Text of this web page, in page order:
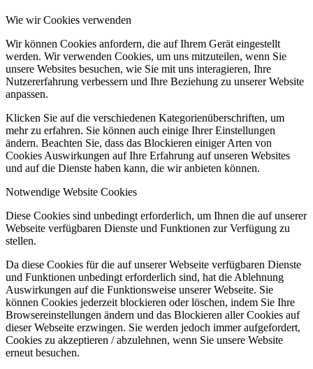
Wie wir Cookies verwenden
Wir können Cookies anfordern, die auf Ihrem Gerät eingestellt
werden. Wir verwenden Cookies, um uns mitzuteilen, wenn Sie
unsere Websites besuchen, wie Sie mit uns interagieren, Ihre
Nutzererfahrung verbessern und Ihre Beziehung zu unserer Website
anpassen.
Klicken Sie auf die verschiedenen Kategorienüberschriften, um
mehr zu erfahren. Sie können auch einige Ihrer Einstellungen
ändern. Beachten Sie, dass das Blockieren einiger Arten von
Cookies Auswirkungen auf Ihre Erfahrung auf unseren Websites
und auf die Dienste haben kann, die wir anbieten können.
Notwendige Website Cookies
Diese Cookies sind unbedingt erforderlich, um Ihnen die auf unserer
Webseite verfügbaren Dienste und Funktionen zur Verfügung zu
stellen.
Da diese Cookies für die auf unserer Webseite verfügbaren Dienste
und Funktionen unbedingt erforderlich sind, hat die Ablehnung
Auswirkungen auf die Funktionsweise unserer Webseite. Sie
können Cookies jederzeit blockieren oder löschen, indem Sie Ihre
Browsereinstellungen ändern und das Blockieren aller Cookies auf
dieser Webseite erzwingen. Sie werden jedoch immer aufgefordert,
Cookies zu akzeptieren / abzulehnen, wenn Sie unsere Website
erneut besuchen.